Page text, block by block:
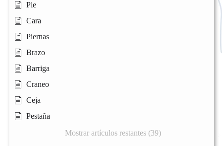
Pie
Cara
Piernas
Brazo
Barriga
Craneo
Ceja
Pestaña
Mostrar artículos restantes (39)